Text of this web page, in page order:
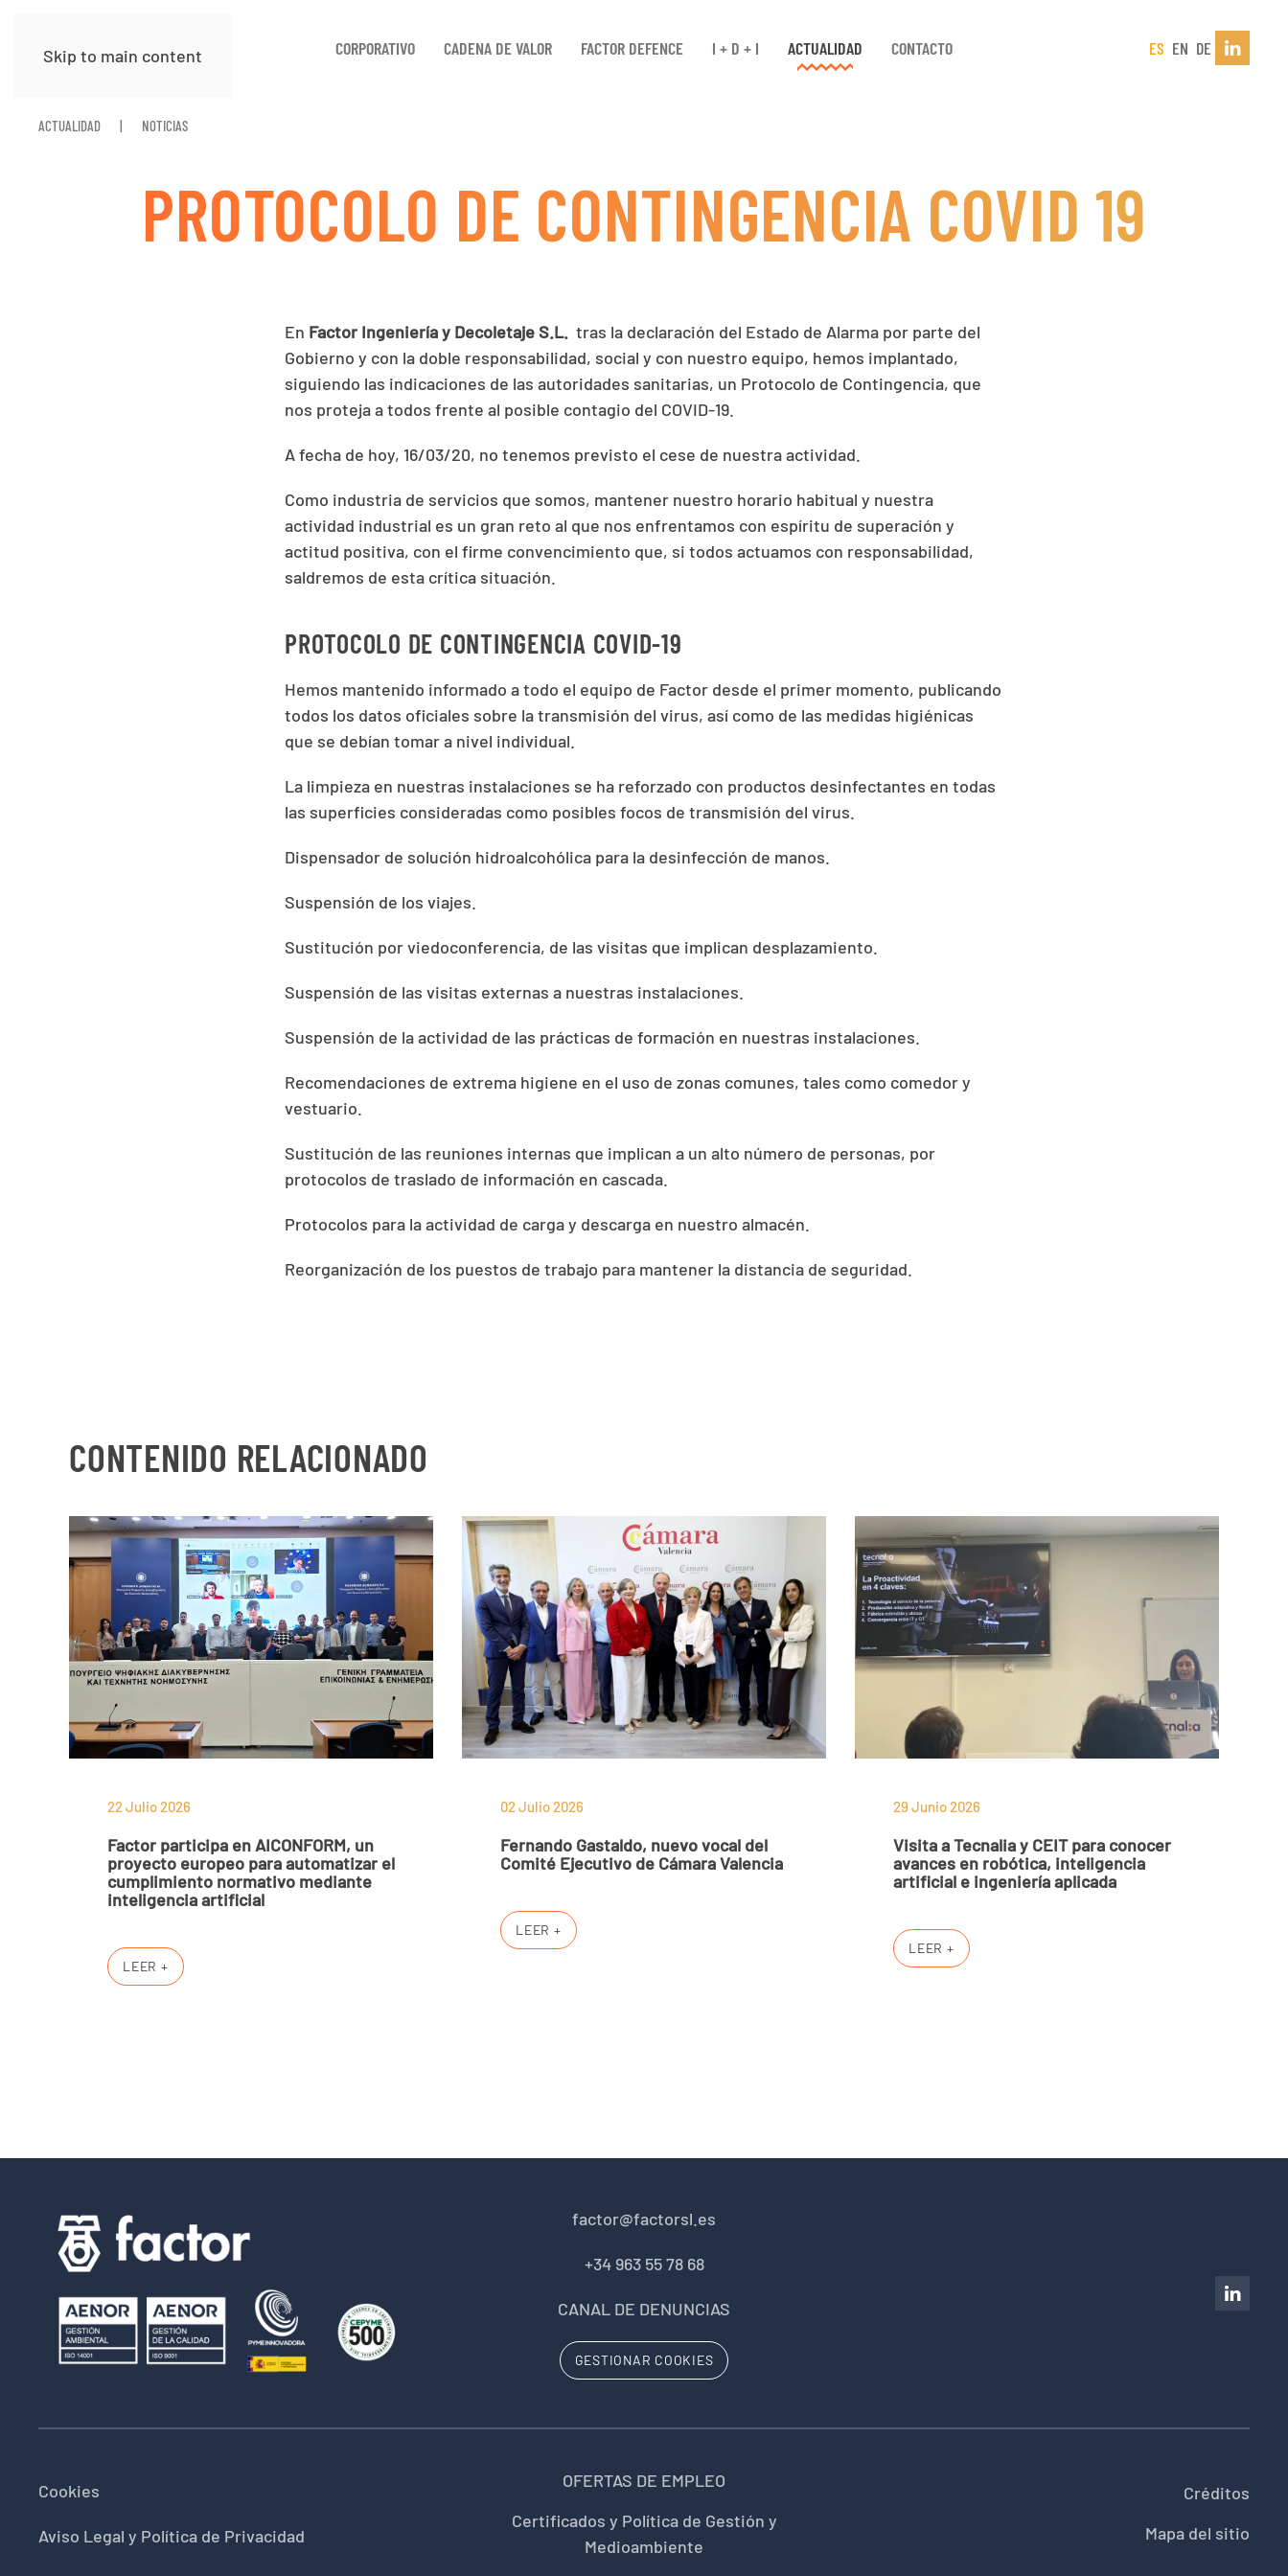
Skip to main content CORPORATIVO CADENA DE VALOR FACTOR DEFENCE I + D + I ACTUALIDAD CONTACTO ES EN DE
ACTUALIDAD NOTICIAS
PROTOCOLO DE CONTINGENCIA COVID 19
En Factor Ingeniería y Decoletaje S.L. tras la declaración del Estado de Alarma por parte del
Gobierno y con la doble responsabilidad, social y con nuestro equipo, hemos implantado,
siguiendo las indicaciones de las autoridades sanitarias, un Protocolo de Contingencia, que
nos proteja a todos frente al posible contagio del COVID-19.
A fecha de hoy, 16/03/20, no tenemos previsto el cese de nuestra actividad.
Como industria de servicios que somos, mantener nuestro horario habitual y nuestra
actividad industrial es un gran reto al que nos enfrentamos con espíritu de superación y
actitud positiva, con el firme convencimiento que, si todos actuamos con responsabilidad,
saldremos de esta crítica situación.
PROTOCOLO DE CONTINGENCIA COVID-19
Hemos mantenido informado a todo el equipo de Factor desde el primer momento, publicando
todos los datos oficiales sobre la transmisión del virus, así como de las medidas higiénicas
que se debían tomar a nivel individual.
La limpieza en nuestras instalaciones se ha reforzado con productos desinfectantes en todas
las superficies consideradas como posibles focos de transmisión del virus.
Dispensador de solución hidroalcohólica para la desinfección de manos.
Suspensión de los viajes.
Sustitución por viedoconferencia, de las visitas que implican desplazamiento.
Suspensión de las visitas externas a nuestras instalaciones.
Suspensión de la actividad de las prácticas de formación en nuestras instalaciones.
Recomendaciones de extrema higiene en el uso de zonas comunes, tales como comedor y
vestuario.
Sustitución de las reuniones internas que implican a un alto número de personas, por
protocolos de traslado de información en cascada.
Protocolos para la actividad de carga y descarga en nuestro almacén.
Reorganización de los puestos de trabajo para mantener la distancia de seguridad.
CONTENIDO RELACIONADO
22 Julio 2026
Factor participa en AICONFORM, un
proyecto europeo para automatizar el
cumplimiento normativo mediante
inteligencia artificial
LEER +
02 Julio 2026
Fernando Gastaldo, nuevo vocal del
Comité Ejecutivo de Cámara Valencia
LEER +
29 Junio 2026
Visita a Tecnalia y CEIT para conocer
avances en robótica, inteligencia
artificial e ingeniería aplicada
LEER +
factor@factorsl.es
+34 963 55 78 68
CANAL DE DENUNCIAS
GESTIONAR COOKIES
Cookies
Aviso Legal y Política de Privacidad
OFERTAS DE EMPLEO
Certificados y Política de Gestión y
Medioambiente
Créditos
Mapa del sitio